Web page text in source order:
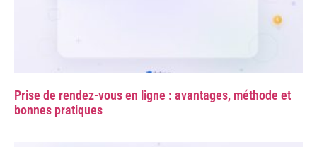
Prise de rendez-vous en ligne : avantages, méthode et
bonnes pratiques